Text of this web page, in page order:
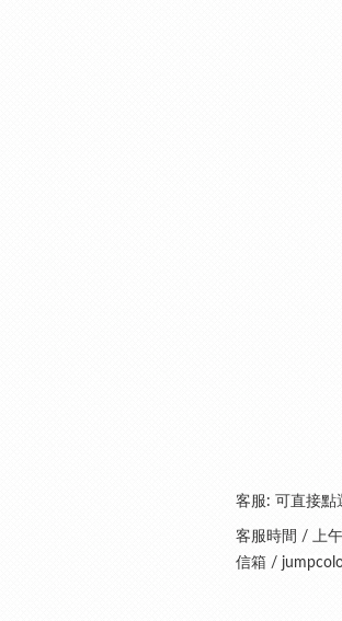
客服: 可直接點
客服時間 / 上
信箱 /